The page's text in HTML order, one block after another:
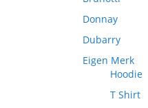
Donnay
Dubarry
Eigen Merk
Hoodie
T Shirt